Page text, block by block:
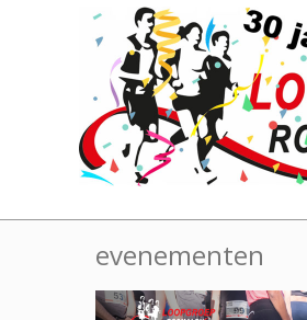
evenementen